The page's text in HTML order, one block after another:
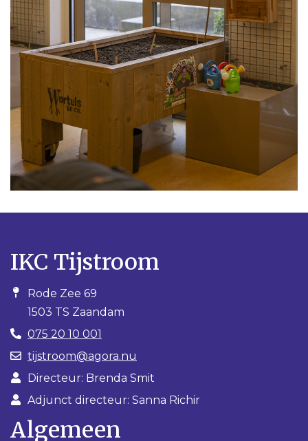
IKC Tijstroom
Rode Zee 69
1503 TS Zaandam
075 20 10 001
tijstroom@agora.nu
Directeur: Brenda Smit
Adjunct directeur: Sanna Richir
Algemeen